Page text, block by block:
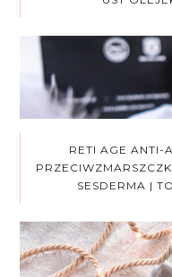
RETI AGE ANTI-
SESDERMA |